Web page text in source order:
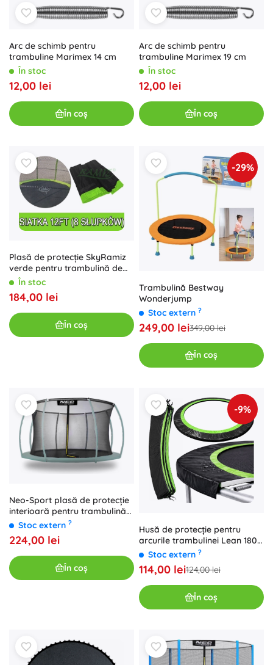
Arc de schimb pentru
trambuline Marimex 14 cm
În stoc
12,00 lei
În coș
Arc de schimb pentru
trambuline Marimex 19 cm
În stoc
12,00 lei
În coș
Plasă de protecție SkyRamiz
verde pentru trambulină de
grădină 366cm 8 tuneluri pe
În stoc
184,00 lei
În coș
-29%
Trambulină Bestway
Wonderjump
Stoc extern ?
249,00 lei349,00 lei
În coș
Neo-Sport plasă de protecție
interioară pentru trambulină
366–374 cm (12 ft), 8 stâlpi
Stoc extern ?
224,00 lei
În coș
-9%
Husă de protecție pentru
arcurile trambulinei Lean 180–
183 cm 6 ft, neagră
Stoc extern ?
114,00 lei124,00 lei
În coș